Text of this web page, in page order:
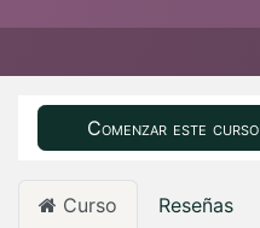
Comenzar este curso
Curso Reseñas